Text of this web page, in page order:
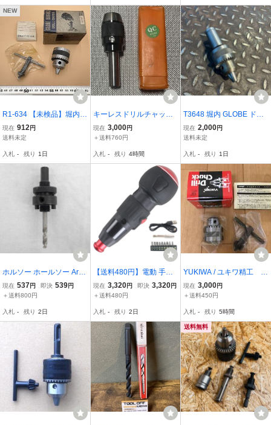
チ 工具 g009b 1
NEW
R1-634 【未検品】堀内製
作所 GLOBE 地球印精密
ドリルチャック モデル J8
現在 912円
送料未定
入札 - 残り 1日
キーレスドリルチャック
APJ16-C25 中古品
現在 3,000円
＋送料760円
入札 - 残り 4時間
T3648 堀内 GLOBE ドリ
ルチャック 13mm ストレ
ートシャンク φ32
現在 2,000円
送料未定
入札 - 残り 1日
ホルソー ホールソー Arbo
r for Holesaw アーバー ヘ
ックスシャンク 14-30mm
現在 537円 即決 539円
＋送料800円
入札 - 残り 2日
【送料480円】電動 手動
兼用 3.6V 強力 電動ドラ
イバー 正/逆 切替 LED Ty
5mm コードレス + - トル
クス ペン型
現在 3,320円 即決 3,320円
＋送料480円
入札 - 残り 2日
YUKIWA / ユキワ精工 ド
リルチャック 6.5EL m/
m MG 1JT 0.5~6.5mm
現在 3,000円
＋送料450円
入札 - 残り 5時間
送料無料